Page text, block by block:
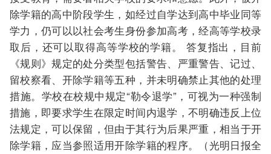
除学籍的高中阶段学生，如经过自学达到高中毕业同等
学力，仍可以以社会考生身份参加高考，经高等学校录
取后，还可以取得高等学校的学籍。 答复指出，目前
《规则》规定的处分类型包括警告、严重警告、记过、
留校察看、开除学籍等五种，并未明确禁止其他的处理
措施。学校在校规中规定“勒令退学”，可视为一种强制
措施，即要求学生在限定时间内退学，不明确违反上位
法规定，可以保留，但由于其行为后果严重，相当于开
除学籍，应当参照适用开除学籍的程序。（光明日报全